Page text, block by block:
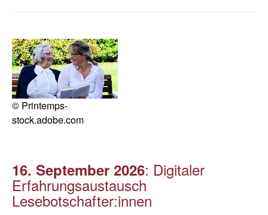
© Printemps-
stock.adobe.com
16. September 2026: Digitaler
Erfahrungsaustausch
Lesebotschafter:innen